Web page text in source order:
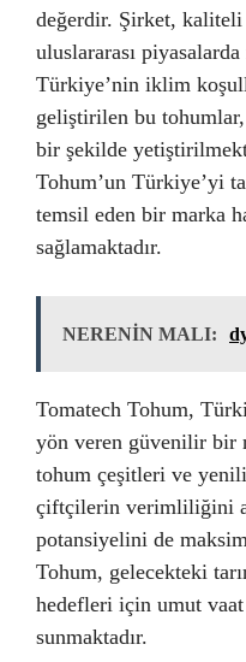
değerdir. Şirket,
uluslararası
Türkiye’nin iklim
geliştirilen bu tohumlar,
bir şekilde
Tohum’un Türkiye’yi
temsil eden bir marka
sağlamaktadır.
NERENİN MALI:
Tomatech Tohum,
yön veren güvenilir bir
tohum çeşitleri ve
çiftçilerin verimliliğini
potansiyelini de
Tohum, gelecekteki
hedefleri için umut
sunmaktadır.